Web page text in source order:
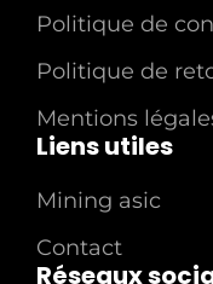
Politique de
Politique de
Mentions
Liens utiles
Mining asic
Contact
Réseaux